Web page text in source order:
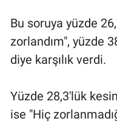
Bu soruya yüzde
zorlandım", yüzde
diye karşılık verdi.
Yüzde 28,3'lük
ise "Hiç